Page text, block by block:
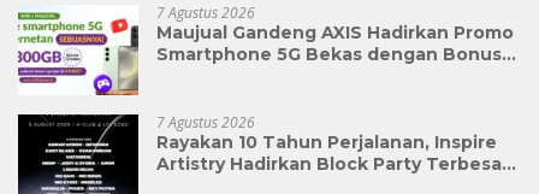
7 Agustus 2026
Maujual Gandeng AXIS Hadirkan Promo
Smartphone 5G Bekas dengan Bonus
7 Agustus 2026
Rayakan 10 Tahun Perjalanan, Inspire
Artistry Hadirkan Block Party Terbesar